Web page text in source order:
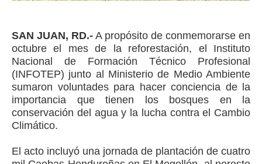
SAN JUAN, RD.- A propósito de conmemorarse en
octubre el mes de la reforestación, el Instituto
Nacional de Formación Técnico Profesional
(INFOTEP) junto al Ministerio de Medio Ambiente
sumaron voluntades para hacer conciencia de la
importancia que tienen los bosques en la
conservación del agua y la lucha contra el Cambio
Climático.
El acto incluyó una jornada de plantación de cuatro